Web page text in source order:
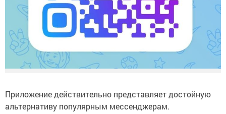
Приложение действительно представляет достойную
альтернативу популярным мессенджерам.